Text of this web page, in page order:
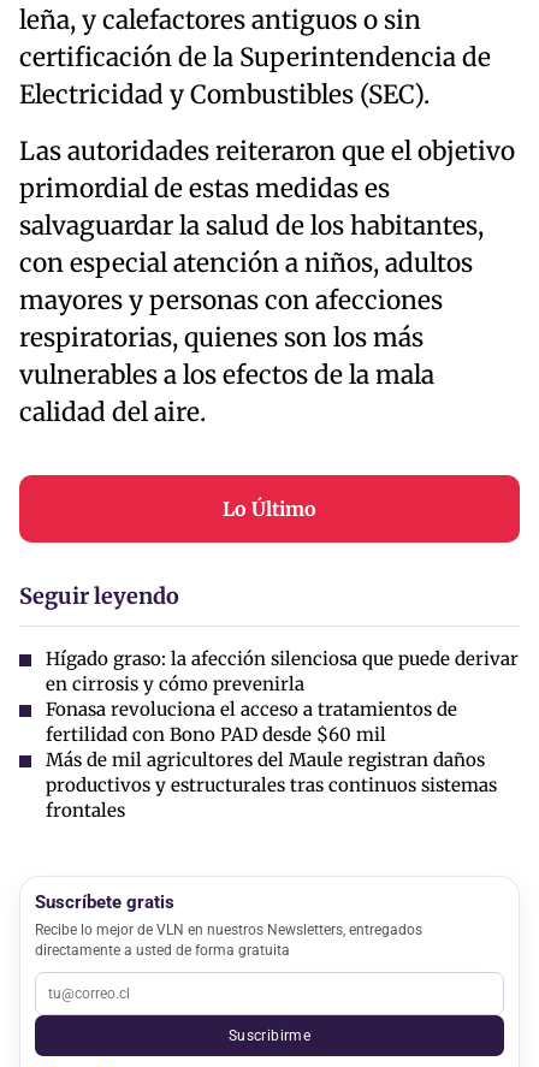
leña, y calefactores antiguos o sin
certificación de la Superintendencia de
Electricidad y Combustibles (SEC).
Las autoridades reiteraron que el objetivo
primordial de estas medidas es
salvaguardar la salud de los habitantes,
con especial atención a niños, adultos
mayores y personas con afecciones
respiratorias, quienes son los más
vulnerables a los efectos de la mala
calidad del aire.
Lo Último
Seguir leyendo
Hígado graso: la afección silenciosa que puede derivar
en cirrosis y cómo prevenirla
Fonasa revoluciona el acceso a tratamientos de
fertilidad con Bono PAD desde $60 mil
Más de mil agricultores del Maule registran daños
productivos y estructurales tras continuos sistemas
frontales
Suscríbete gratis
Recibe lo mejor de VLN en nuestros Newsletters, entregados
directamente a usted de forma gratuita
Suscribirme